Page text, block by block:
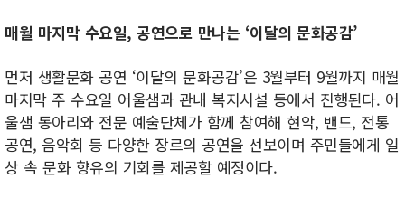
매월 마지막 수요일, 공연으로 만나는 ‘이달의 문화공감’
먼저 생활문화 공연 ‘이달의 문화공감’은 3월부터 9월까지 매월
마지막 주 수요일 어울샘과 관내 복지시설 등에서 진행된다. 어
울샘 동아리와 전문 예술단체가 함께 참여해 현악, 밴드, 전통
공연, 음악회 등 다양한 장르의 공연을 선보이며 주민들에게 일
상 속 문화 향유의 기회를 제공할 예정이다.